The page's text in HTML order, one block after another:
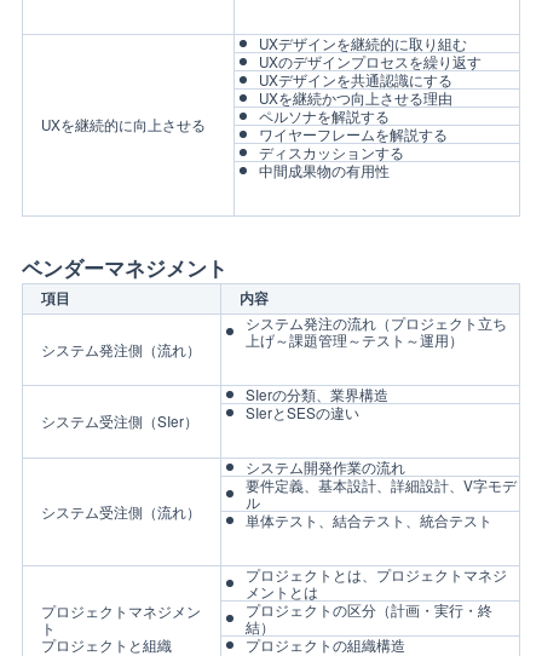
UXを継続的に向上させる
UXデザインを継続的に取り組む
UXのデザインプロセスを繰り返す
UXデザインを共通認識にする
UXを継続かつ向上させる理由
ペルソナを解説する
ワイヤーフレームを解説する
ディスカッションする
中間成果物の有用性
ベンダーマネジメント
項目 内容
システム発注側（流れ）
システム発注の流れ（プロジェクト立ち
上げ～課題管理～テスト～運用）
システム受注側（SIer）
SIerの分類、業界構造
SIerとSESの違い
システム受注側（流れ）
システム開発作業の流れ
要件定義、基本設計、詳細設計、V字モデ
ル
単体テスト、結合テスト、統合テスト
プロジェクトマネジメン
ト
プロジェクトと組織
プロジェクトとは、プロジェクトマネジ
メントとは
プロジェクトの区分（計画・実行・終
結）
プロジェクトの組織構造